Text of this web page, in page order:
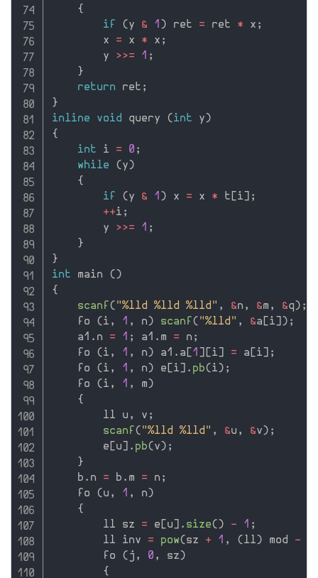
{
if
( y & 1 ) ret = ret * x ;
        x
= x * x ;
        y
>>= 1 ;
}
return ret ;
}
inline
void query ( int y )
{
int i = 0 ;
while
( y )
{
if
( y & 1 ) x = x * t i
;
++i ;
        y
>>= 1 ;
}
}
int main ( )
{
scanf ( "%lld %lld %lld" , &n , &m , &q ) ;
    fo
( i , 1 , n ) scanf ( "%lld" , &a i ) ;
    a1
. n = 1 ; a1 . m = n ;
    fo
( i , 1 , n ) a1 . a 1 i = a i
;
    fo
( i , 1 , n ) e i . pb( i ) ;
    fo
( i , 1 , m )
{
        ll u
, v ;
scanf ( "%lld %lld" , &u , &v ) ;
        e
u . pb( v ) ;
}
    b
. n = b . m = n ;
    fo
( u , 1 , n )
{
        ll sz
= e u . size( ) - 1 ;
        ll inv
= pow( sz + 1 , ( ll ) mod -
        fo
( j , 0 , sz )
{